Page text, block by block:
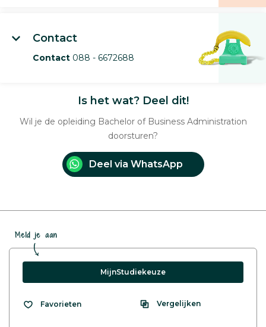
Contact
Contact 088 - 6672688
Is het wat? Deel dit!
Wil je de opleiding Bachelor of Business Administration
doorsturen?
Deel via WhatsApp
Meld je aan
MijnStudiekeuze
Favorieten Vergelijken